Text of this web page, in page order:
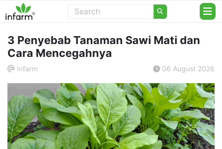
3 Penyebab Tanaman Sawi Mati dan
Cara Mencegahnya
Infarm 06 August 2026